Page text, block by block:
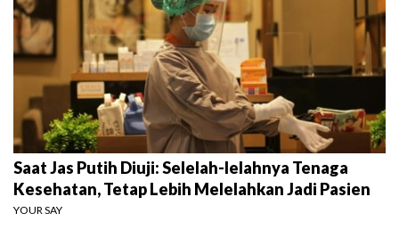
Saat Jas Putih Diuji: Selelah-lelahnya Tenaga
Kesehatan, Tetap Lebih Melelahkan Jadi Pasien
YOUR SAY